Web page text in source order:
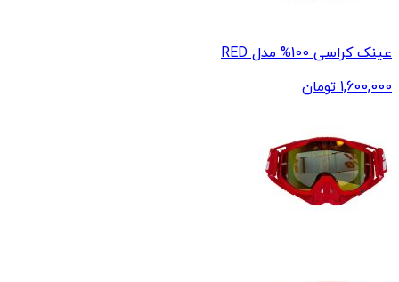
عینک کراسی 100% مدل RED
1,600,000 تومان